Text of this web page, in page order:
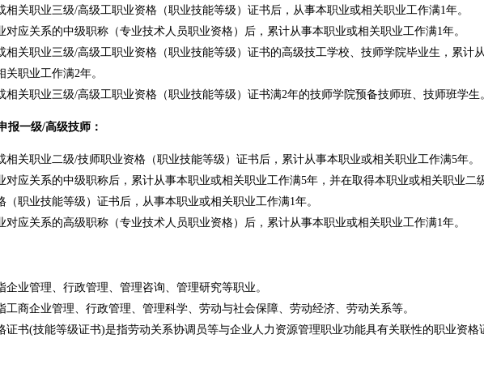
相关职业三级/高级工职业资格（职业技能等级）证书后，从事本职业或相关职业工作满1年。
对应关系的中级职称（专业技术人员职业资格）后，累计从事本职业或相关职业工作满1年。
相关职业三级/高级工职业资格（职业技能等级）证书的高级技工学校、技师学院毕业生，累计
关职业工作满2年。
相关职业三级/高级工职业资格（职业技能等级）证书满2年的技师学院预备技师班、技师班学生
报一级/高级技师：
相关职业二级/技师职业资格（职业技能等级）证书后，累计从事本职业或相关职业工作满5年。
对应关系的中级职称后，累计从事本职业或相关职业工作满5年，并在取得本职业或相关职业二
（职业技能等级）证书后，从事本职业或相关职业工作满1年。
对应关系的高级职称（专业技术人员职业资格）后，累计从事本职业或相关职业工作满1年。
企业管理、行政管理、管理咨询、管理研究等职业。
工商企业管理、行政管理、管理科学、劳动与社会保障、劳动经济、劳动关系等。
证书(技能等级证书)是指劳动关系协调员等与企业人力资源管理职业功能具有关联性的职业资格